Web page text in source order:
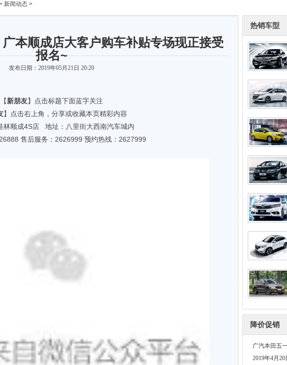
新闻动态 >
本顺成店大客户购车补贴专场现正接受
报名~
发布日期：2019年05月21日 20:20
【新朋友】点击标题下面蓝字关注
】点击右上角，分享或收藏本页精彩内容
林顺成4S店 地址：八里街大西南汽车城内
售后服务：2626999 预约热线：2627999
热销车型
降价促销
广汽本田五
挡2019年4月